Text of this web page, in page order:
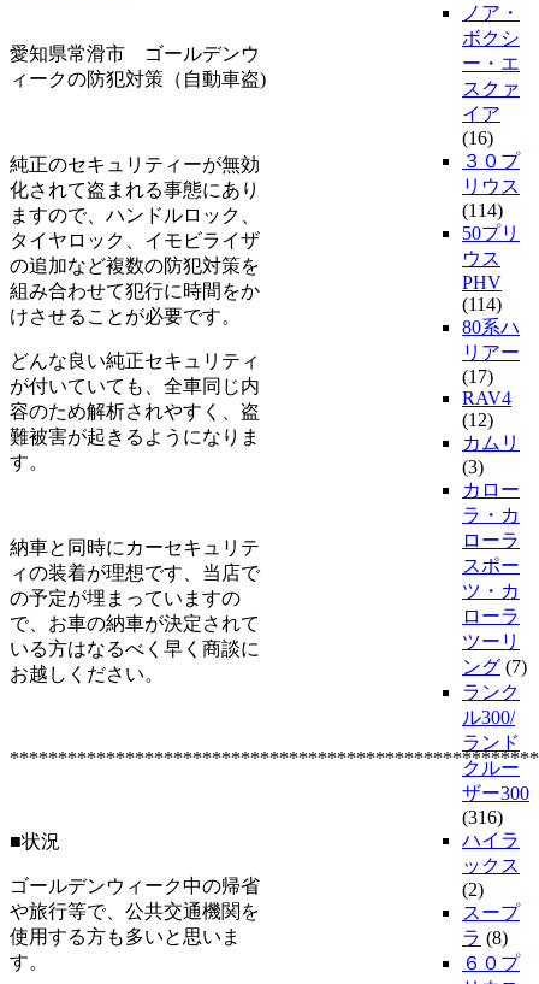
愛知県常滑市 ゴールデンウ
ィークの防犯対策（自動車盗)
純正のセキュリティーが無効
化されて盗まれる事態にあり
ますので、ハンドルロック、
タイヤロック、イモビライザ
の追加など複数の防犯対策を
組み合わせて犯行に時間をか
けさせることが必要です。
どんな良い純正セキュリティ
が付いていても、全車同じ内
容のため解析されやすく、盗
難被害が起きるようになりま
す。
納車と同時にカーセキュリテ
ィの装着が理想です、当店で
の予定が埋まっていますの
で、お車の納車が決定されて
いる方はなるべく早く商談に
お越しください。
■状況
ゴールデンウィーク中の帰省
や旅行等で、公共交通機関を
使用する方も多いと思いま
す。
ノア・
ボクシ
ー・エ
スクァ
イア
(16)
３０プ
リウス
(114)
50プリ
ウス
PHV
(114)
80系ハ
リアー
(17)
RAV4
(12)
カムリ
(3)
カロー
ラ・カ
ローラ
スポー
ツ・カ
ローラ
ツーリ
ング (7)
ランク
ル300/
ランド
クルー
ザー300
(316)
ハイラ
ックス
(2)
スープ
ラ (8)
６０プ